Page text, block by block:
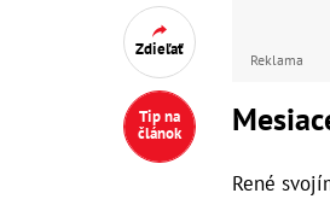
Zdieľať
Tip na
článok
Reklama
René